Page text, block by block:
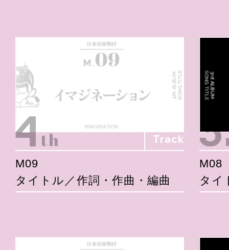
Track
M09
タイトル／作詞・作曲・編曲
M08
タイ